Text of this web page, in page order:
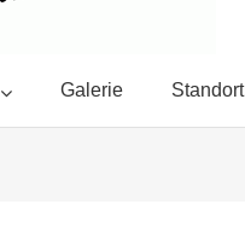
Galerie Standort